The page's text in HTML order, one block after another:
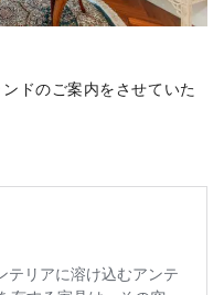
ドのご案内をさせていた